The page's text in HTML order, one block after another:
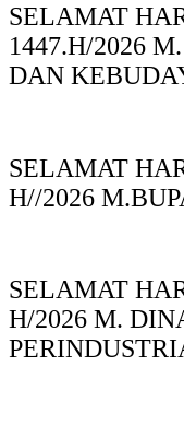
SELAMAT
1447.H/2026
DAN
SELAMAT
H//2026
SELAMAT
H/2026 M.